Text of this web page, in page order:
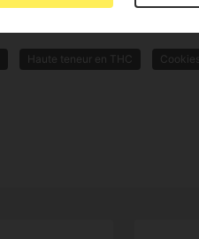
Haute teneur en THC Cookies